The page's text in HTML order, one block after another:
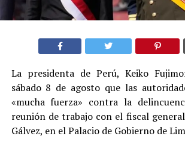
La presidenta de Perú, Keiko
sábado 8 de agosto que las
«mucha fuerza» contra la
reunión de trabajo con el fiscal
Gálvez, en el Palacio de Gobierno de